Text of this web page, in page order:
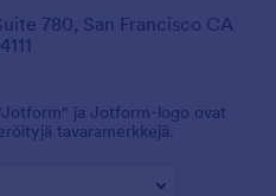
780, San Francisco CA
ja Jotform-logo ovat
tavaramerkkejä.